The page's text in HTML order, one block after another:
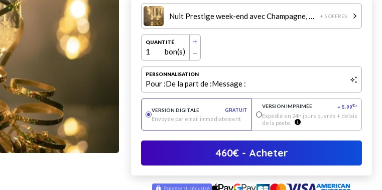
Nuit Prestige week-end avec Champagne, fleurs et gourmandises. + 5 OFFRES
QUANTITÉ
1 bon(s)
PERSONNALISATION
Pour :De la part de :Message :
VERSION DIGITALE
GRATUIT
Envoyée par email immédiatement
VERSION IMPRIMÉE + 5.99€*
Expédié en 24h jours ouvrés + délais
de la poste.
460€- Acheter